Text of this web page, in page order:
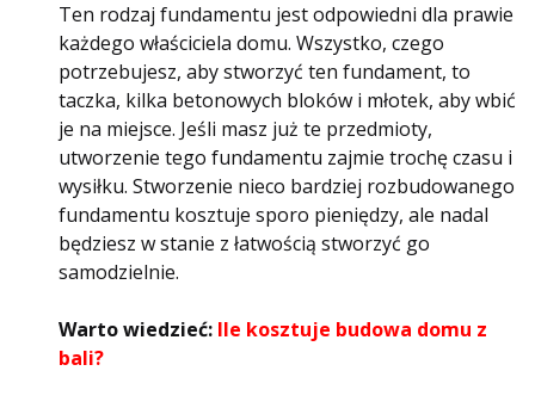
Ten rodzaj fundamentu jest odpowiedni dla prawie
każdego właściciela domu. Wszystko, czego
potrzebujesz, aby stworzyć ten fundament, to
taczka, kilka betonowych bloków i młotek, aby wbić
je na miejsce. Jeśli masz już te przedmioty,
utworzenie tego fundamentu zajmie trochę czasu i
wysiłku. Stworzenie nieco bardziej rozbudowanego
fundamentu kosztuje sporo pieniędzy, ale nadal
będziesz w stanie z łatwością stworzyć go
samodzielnie.
Warto wiedzieć: Ile kosztuje budowa domu z
bali?